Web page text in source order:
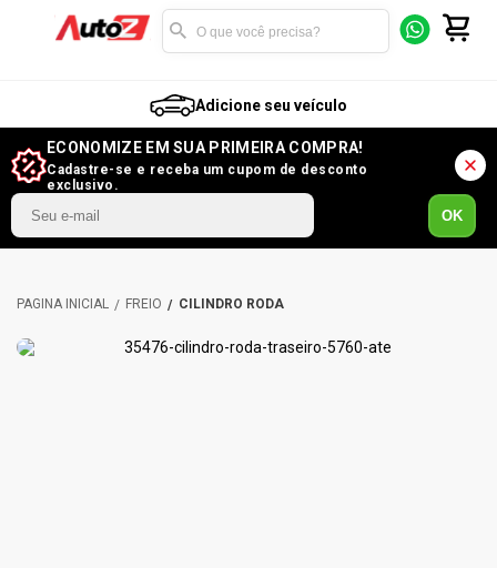
Adicione seu veículo
ECONOMIZE EM SUA PRIMEIRA COMPRA!
Cadastre-se e receba um cupom de desconto
exclusivo.
OK
FREIO CILINDRO RODA